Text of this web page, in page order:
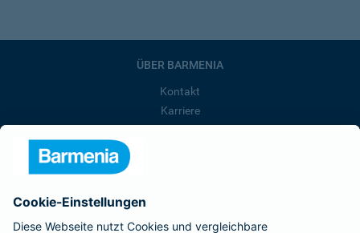
ÜBER BARMENIA
Kontakt
Karriere
Barmenia ist Teil der BarmeniaGothaer